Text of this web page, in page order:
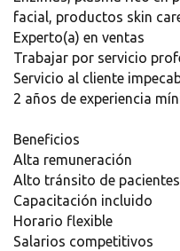
facial, productos skin
Experto(a) en ventas
Trabajar por servicio
Servicio al cliente
2 años de experiencia
Beneficios
Alta remuneración
Alto tránsito de pacientes
Capacitación incluido
Horario flexible
Salarios competitivos